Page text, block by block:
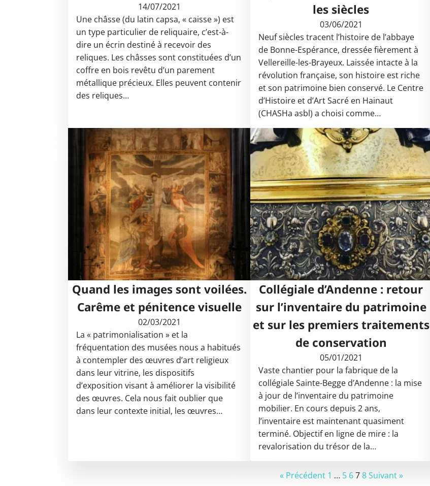
14/07/2021
Une châsse (du latin capsa, « caisse ») est
un type particulier de reliquaire, c’est-à-
dire un écrin destiné à recevoir des
reliques. Les châsses sont constituées d’un
coffre en bois revêtu d’un parement
métallique précieux. Elles peuvent contenir
des reliques…
les siècles
03/06/2021
Neuf siècles tracent l’histoire de l’abbaye
de Bonne-Espérance, dressée fièrement à
Vellereille-les-Brayeux. Laissée intacte à la
révolution française, son histoire est riche
et son patrimoine bien conservé. Le Centre
d’Histoire et d’Art Sacré en Hainaut
(CHASHa asbl) a choisi comme…
Quand les images sont voilées.
Carême et pénitence visuelle
02/03/2021
La « patrimonialisation » et la
fréquentation des musées nous a habitués
à contempler des œuvres d’art religieux
dans leur vitrine, les dispositifs
d’exposition visant à améliorer la visibilité
des œuvres. Cela nous fait oublier que
dans leur contexte initial, les œuvres…
Collégiale d’Andenne : retour
sur l’inventaire du patrimoine
et sur les premiers traitements
de conservation
05/01/2021
Vaste chantier pour la fabrique de la
collégiale Sainte-Begge d’Andenne : la mise
à jour de l’inventaire du patrimoine
mobilier. En cours depuis 2 ans,
l’inventaire est maintenant quasiment
terminé. Objectif en ligne de mire : la
revalorisation du trésor de la…
« Précédent 1 … 5 6 7 8 Suivant »